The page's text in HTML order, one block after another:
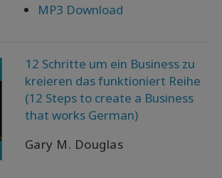
MP3 Download
12 Schritte um ein Business zu
kreieren das funktioniert Reihe
(12 Steps to create a Business
that works German)
Gary M. Douglas